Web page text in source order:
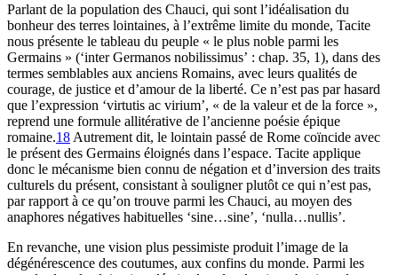
Parlant de la population des Chauci, qui sont l’idéalisation du
bonheur des terres lointaines, à l’extrême limite du monde, Tacite
nous présente le tableau du peuple « le plus noble parmi les
Germains » (‘inter Germanos nobilissimus’ : chap. 35, 1), dans des
termes semblables aux anciens Romains, avec leurs qualités de
courage, de justice et d’amour de la liberté. Ce n’est pas par hasard
que l’expression ‘virtutis ac virium’, « de la valeur et de la force »,
reprend une formule allitérative de l’ancienne poésie épique
romaine.18 Autrement dit, le lointain passé de Rome coïncide avec
le présent des Germains éloignés dans l’espace. Tacite applique
donc le mécanisme bien connu de négation et d’inversion des traits
culturels du présent, consistant à souligner plutôt ce qui n’est pas,
par rapport à ce qu’on trouve parmi les Chauci, au moyen des
anaphores négatives habituelles ‘sine…sine’, ‘nulla…nullis’.
En revanche, une vision plus pessimiste produit l’image de la
dégénérescence des coutumes, aux confins du monde. Parmi les